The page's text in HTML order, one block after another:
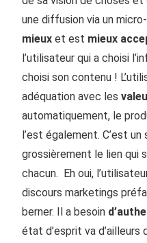
une diffusion via un
mieux et est mieux
l’utilisateur qui a choisi
choisi son contenu !
adéquation avec les
automatiquement, le
l’est également. C’est
grossièrement le lien qui
chacun. Eh oui,
discours marketings
berner. Il a besoin
état d’esprit va